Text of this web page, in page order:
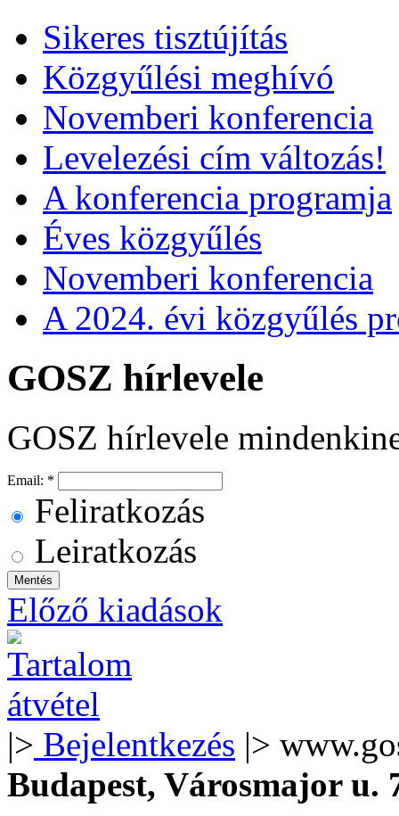
Sikeres tisztújítás
Közgyűlési meghívó
Novemberi konferencia
Levelezési cím változás!
A konferencia programja
Éves közgyűlés
Novemberi konferencia
A 2024. évi közgyűlés
GOSZ hírlevele
GOSZ hírlevele
Email: *
Feliratkozás
Leiratkozás
Előző kiadások
|> Bejelentkezés |>
Budapest, Városmajor u.